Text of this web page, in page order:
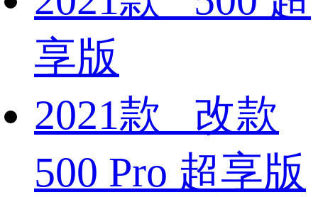
享版
2021款 改款
500 Pro 超享版